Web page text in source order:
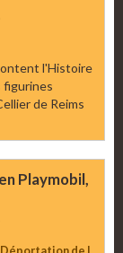
l'Histoire
figurines
de Reims
Playmobil,